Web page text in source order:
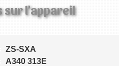
sur l'appareil
ZS-SXA
A340 313E